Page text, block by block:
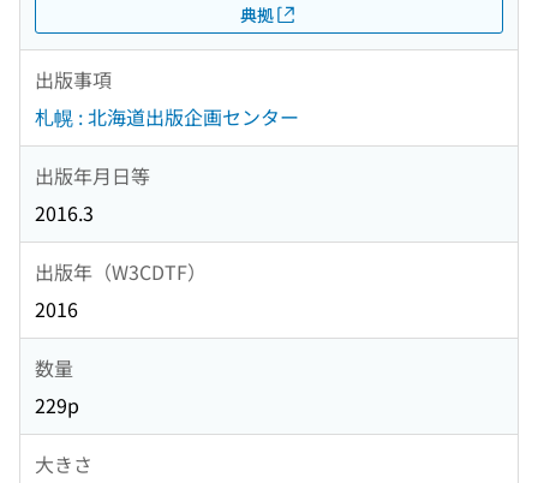
典拠
出版事項
札幌 : 北海道出版企画センター
出版年月日等
2016.3
出版年（W3CDTF）
2016
数量
229p
大きさ